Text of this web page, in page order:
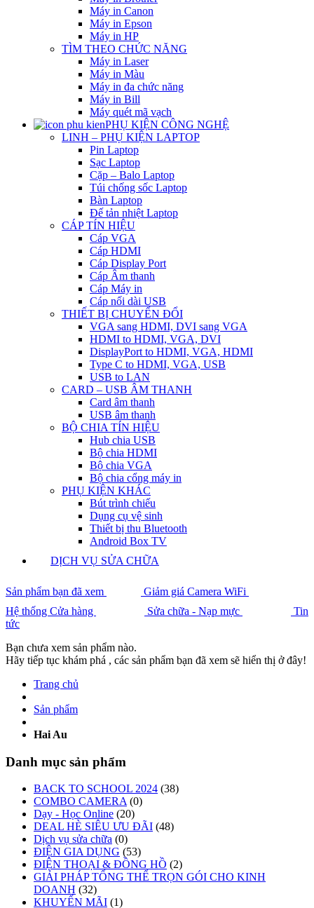
Máy in Canon
Máy in Epson
Máy in HP
TÌM THEO CHỨC NĂNG
Máy in Laser
Máy in Màu
Máy in đa chức năng
Máy in Bill
Máy quét mã vạch
PHỤ KIỆN CÔNG NGHỆ
LINH – PHỤ KIỆN LAPTOP
Pin Laptop
Sạc Laptop
Cặp – Balo Laptop
Túi chống sốc Laptop
Bàn Laptop
Đế tản nhiệt Laptop
CÁP TÍN HIỆU
Cáp VGA
Cáp HDMI
Cáp Display Port
Cáp Âm thanh
Cáp Máy in
Cáp nối dài USB
THIẾT BỊ CHUYỂN ĐỔI
VGA sang HDMI, DVI sang VGA
HDMI to HDMI, VGA, DVI
DisplayPort to HDMI, VGA, HDMI
Type C to HDMI, VGA, USB
USB to LAN
CARD – USB ÂM THANH
Card âm thanh
USB âm thanh
BỘ CHIA TÍN HIỆU
Hub chia USB
Bộ chia HDMI
Bộ chia VGA
Bộ chia cổng máy in
PHỤ KIỆN KHÁC
Bút trình chiếu
Dụng cụ vệ sinh
Thiết bị thu Bluetooth
Android Box TV
DỊCH VỤ SỬA CHỮA
Sản phẩm bạn đã xem
Giảm giá Camera WiFi
Hệ thống Cửa hàng
Sửa chữa - Nạp mực
Tin
tức
Bạn chưa xem sản phẩm nào.
Hãy tiếp tục khám phá , các sản phẩm bạn đã xem sẽ hiển thị ở đây!
Trang chủ
Sản phẩm
Hai Au
Danh mục sản phẩm
BACK TO SCHOOL 2024 (38)
COMBO CAMERA (0)
Dạy - Học Online (20)
DEAL HÈ SIÊU ƯU ĐÃI (48)
Dịch vụ sửa chữa (0)
ĐIỆN GIA DỤNG (53)
ĐIỆN THOẠI & ĐỒNG HỒ (2)
GIẢI PHÁP TỔNG THỂ TRỌN GÓI CHO KINH
DOANH (32)
KHUYẾN MÃI (1)